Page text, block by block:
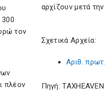
τον
πλέον
αρχίζουν μετά
Σχετικά Αρχεία:
Αριθ.
Πηγή: TAXHEAVEN